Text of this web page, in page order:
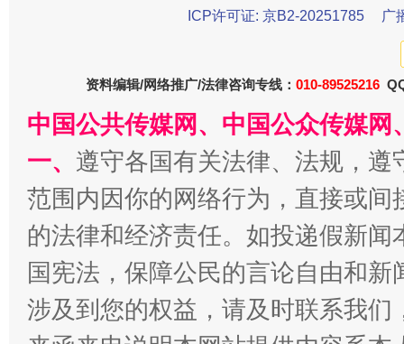
ICP许可证: 京B2-20251785
广
资料编辑/网络推广/法律咨询专线： 010-89525216
中国公共传媒网、中国公众传媒
一、 遵守各国有关法律、法规，
范围内因你的网络行为，直接或
的法律和经济责任。如投递假新
国宪法，保障公民的言论自由和
涉及到您的权益，请及时联系我